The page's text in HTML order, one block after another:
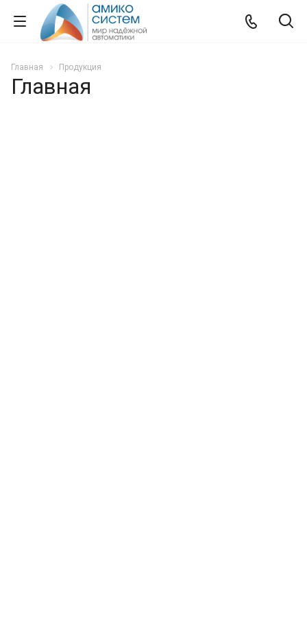
Главная Продукция
Главная